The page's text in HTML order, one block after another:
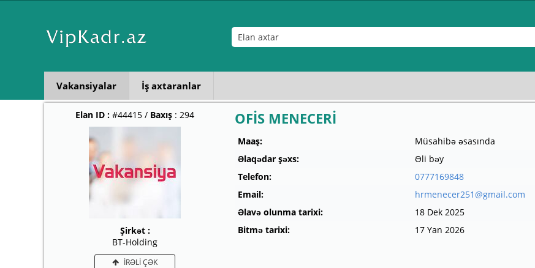
Vakansiyalar İş axtaranlar
Elan ID : #44415 / Baxış : 294
Şirkət :
BT-Holding
İRƏLİ ÇƏK
OFİS MENECERİ
Maaş:
Müsahibə əsasında
Əlaqədar şəxs:
Əli bəy
Telefon:
0777169848
Email:
hrmenecer251@gmail.com
Əlavə olunma tarixi:
18 Dek 2025
Bitmə tarixi:
17 Yan 2026